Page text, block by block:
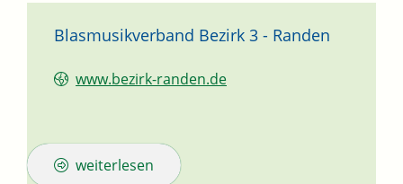
Blasmusikverband Bezirk 3 - Randen
www.bezirk-randen.de
weiterlesen